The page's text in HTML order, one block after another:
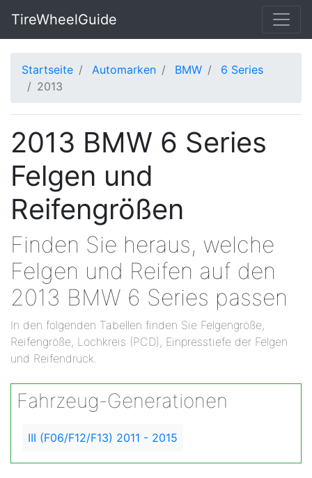
TireWheelGuide
Startseite Automarken BMW
6 Series
2013
2013 BMW 6 Series
Felgen und
Reifengrößen
Finden Sie heraus, welche
Felgen und Reifen auf den
2013 BMW 6 Series passen
In den folgenden Tabellen finden Sie Felgengröße,
Reifengröße, Lochkreis (PCD), Einpresstiefe der Felgen
und Reifendruck.
Fahrzeug-Generationen
III (F06/F12/F13) 2011 - 2015